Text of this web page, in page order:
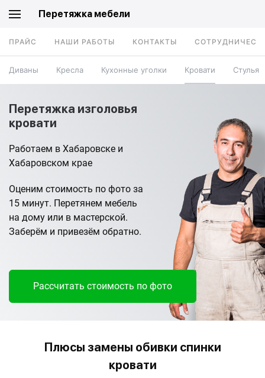
Перетяжка мебели
ПРАЙС НАШИ РАБОТЫ КОНТАКТЫ
Диваны Кресла Кухонные уголки Кровати Стулья
Перетяжка изголовья
кровати
Работаем в Хабаровске и
Хабаровском крае
Оценим стоимость по фото за
15 минут. Перетянем мебель
на дому или в мастерской.
Заберём и привезём обратно.
Рассчитать стоимость по фото
Плюсы замены обивки спинки
кровати